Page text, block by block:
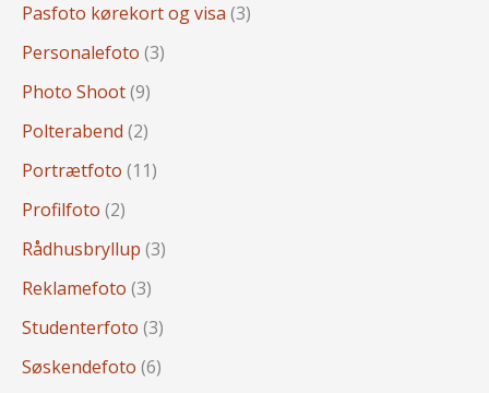
Pasfoto kørekort og visa (3)
Personalefoto (3)
Photo Shoot(9)
Polterabend (2)
Portrætfoto (11)
Profilfoto (2)
Rådhusbryllup (3)
Reklamefoto (3)
Studenterfoto (3)
Søskendefoto (6)